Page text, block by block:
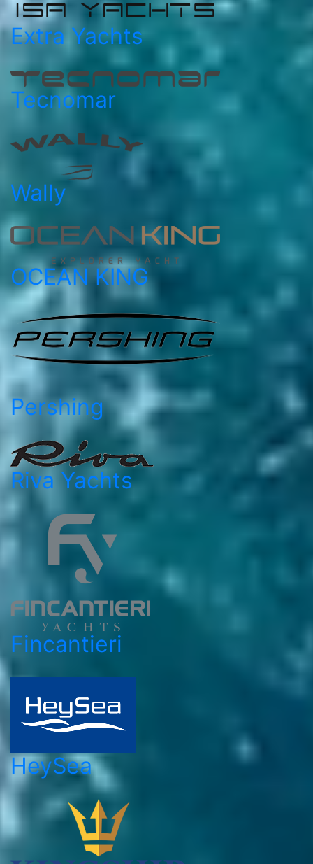
Extra Yachts
Tecnomar
Wally
OCEAN KING
Pershing
Riva Yachts
Fincantieri
HeySea